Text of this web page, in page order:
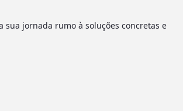
jornada rumo à soluções concretas e